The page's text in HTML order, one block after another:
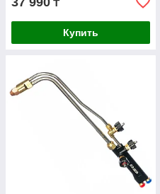
₸
Купить